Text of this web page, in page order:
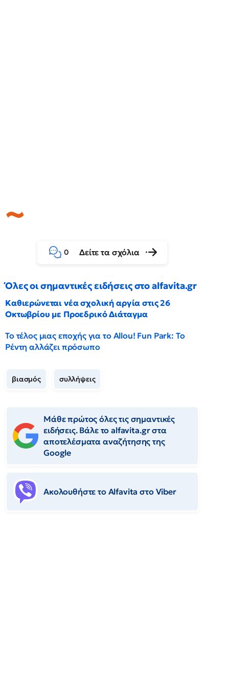
0 Δείτε τα σχόλια
Όλες οι σημαντικές ειδήσεις στο alfavita.gr
Καθιερώνεται νέα σχολική αργία στις 26
Οκτωβρίου με Προεδρικό Διάταγμα
Το τέλος μιας εποχής για το Allou! Fun Park: Το
Ρέντη αλλάζει πρόσωπο
βιασμός συλλήψεις
Μάθε πρώτος όλες τις σημαντικές
ειδήσεις. Βάλε το alfavita.gr στα
αποτελέσματα αναζήτησης της
Google
Ακολουθήστε το Αlfavita στο Viber